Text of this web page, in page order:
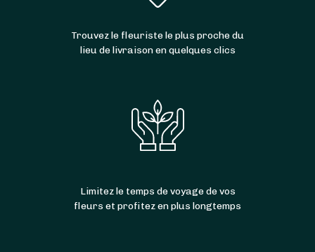
Trouvez le fleuriste le plus proche du
lieu de livraison en quelques clics
Limitez le temps de voyage de vos
fleurs et profitez en plus longtemps